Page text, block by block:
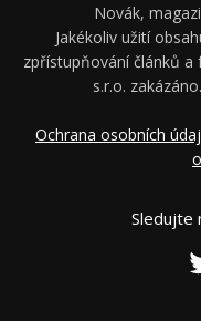
Novák,
Jakékoliv užití
zpřístupňování článků a
s.r.o.
Ochrana osobních
Sledujte